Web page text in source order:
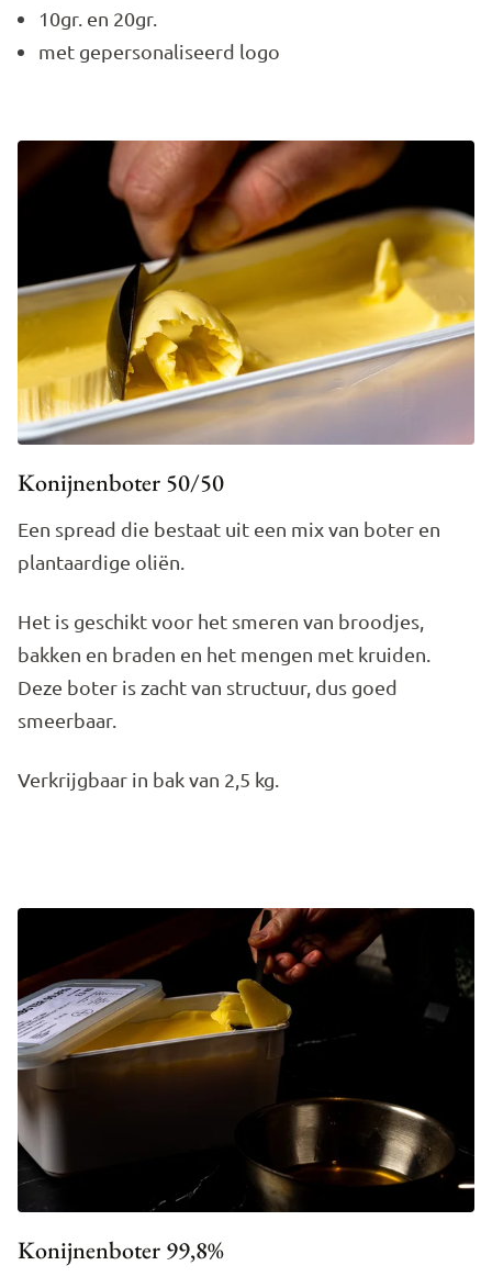
10gr. en 20gr.
met gepersonaliseerd logo
Konijnenboter 50/50
Een spread die bestaat uit een mix van boter en
plantaardige oliën.
Het is geschikt voor het smeren van broodjes,
bakken en braden en het mengen met kruiden.
Deze boter is zacht van structuur, dus goed
smeerbaar.
Verkrijgbaar in bak van 2,5 kg.
Konijnenboter 99,8%